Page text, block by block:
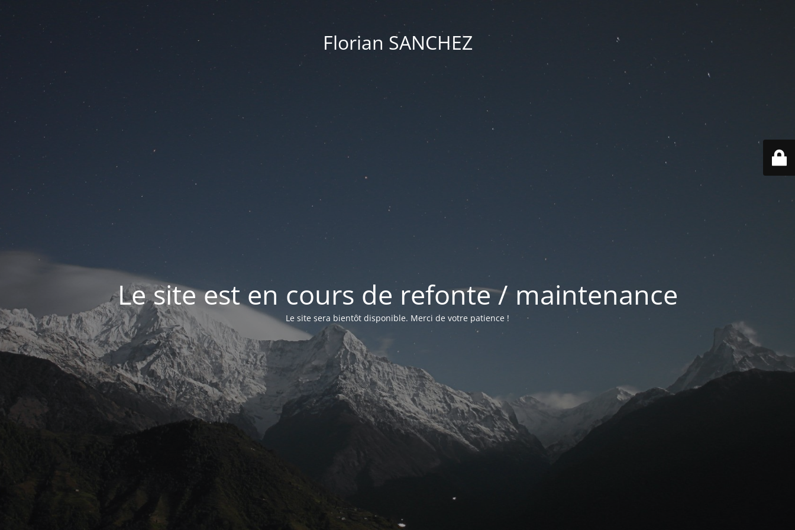
Florian SANCHEZ
Le site est en cours de refonte / maintenance
Le site sera bientôt disponible. Merci de votre patience !